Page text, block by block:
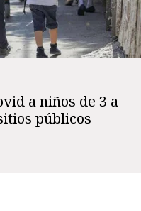
a niños de 3 a
públicos